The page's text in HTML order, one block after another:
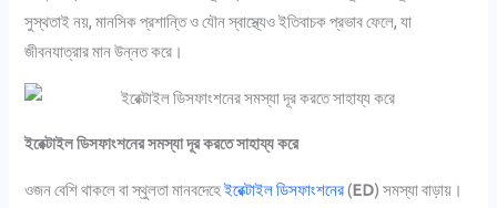
সুস্থতাই নয়, মানসিক প্রশান্তি ও যৌন স্বাস্থ্যেও ইতিবাচক প্রভাব ফেলে, যা
জীবনযাত্রার মান উন্নত করে।
ইরেক্টাইল ডিসফাংশনের সমস্যা দূর করতে সাহায্য করে
ওজন বেশি থাকলে বা স্থুলতা মানবদেহেইরেক্টাইল ডিসফাংশনের(ED) সমস্যা বাড়ায়।